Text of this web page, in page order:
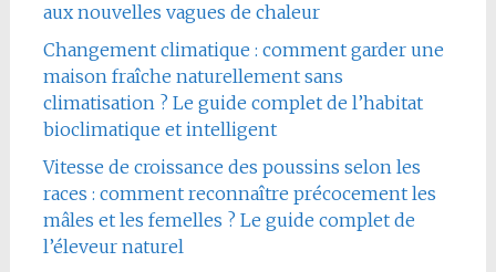
aux nouvelles vagues de chaleur
Changement climatique : comment garder une
maison fraîche naturellement sans
climatisation ? Le guide complet de l’habitat
bioclimatique et intelligent
Vitesse de croissance des poussins selon les
races : comment reconnaître précocement les
mâles et les femelles ? Le guide complet de
l’éleveur naturel